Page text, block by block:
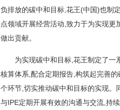
负排放的碳中和目标,花王(中国)也制
点领域开展经营活动,致力于为实现
做出贡献。
为实现碳中和目标,花王制定了一
核算体系,配合定期报告,构筑起完善
个环节,切实推动碳中和目标的实现。
与IPE定期开展有效的沟通与交流,持